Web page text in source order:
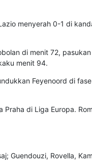
menyerah 0-1 di
di menit 72,
menit 94.
Feyenoord di
Praha di Liga Europa.
Guendouzi, Rovella,